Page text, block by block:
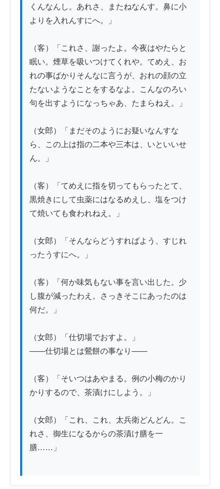
くんなんし。あれさ、またねなんす。鼻に小
よりを入れんすにへ。」
（客）「これさ、謝ったよ。今夜はやたらと
眠い。煙草を吸いつけてくれや。てめえ、お
れの事ばかりそんなに言うが、おれの顔の立
たないようなことをするなよ。こんなのろい
句を出すようになっちゃあ、たまらねえ。」
（女郎）「まだそのようにお疑いなんすな
ら、この上は指の二本や三本は、いといいせ
ん。」
（客）「てめえに指を切ってもらったとて、
黒焼きにして虫薬にはなるめえし、塩をつけ
て焼いても食われねえ。」
（女郎）「そんならどうすればよう、すじれ
ったうすにへ。」
（客）「何か味気もない事を言い出した。少
し腹が減ったわえ。さっきそこにあったのは
何だ。」
（女郎）「仕切場でおすよ。」
——仕切場とは鶯餅の事なり——
（客）「そいつはあやまる。例の小梅のかり
かりするので、茶漬けにしよう。」
（女郎）「これ、これ、太兵衛どんどん。こ
れさ、御生になるからの茶漬け膳を一
膳……」